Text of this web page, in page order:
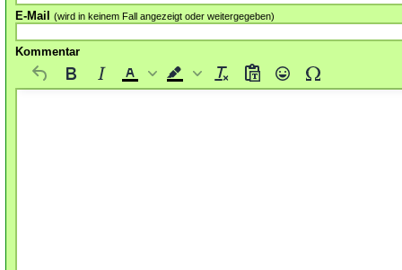
E-Mail (wird in keinem Fall angezeigt oder weitergegeben)
Kommentar